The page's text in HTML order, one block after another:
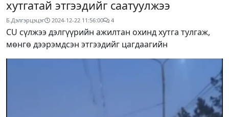
хутгатай этгээдийг саатуулжээ
Б.Дэлгэрцэцэг 2024-12-22 11:56:00 4
CU сүлжээ дэлгүүрийн ажилтан охинд хутга тулгаж,
мөнгө дээрэмдсэн этгээдийг цагдаагийн